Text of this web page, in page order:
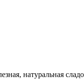
натуральная